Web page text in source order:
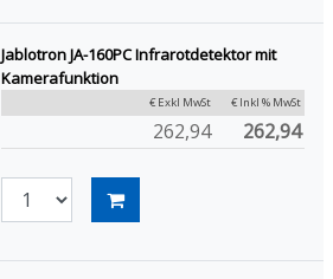
Jablotron JA-160PC Infrarotdetektor mit
Kamerafunktion
€ Exkl MwSt € Inkl % MwSt
262,94 262,94